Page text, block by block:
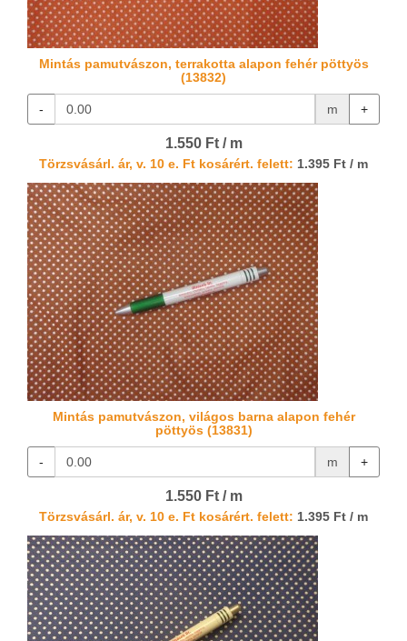
Mintás pamutvászon, terrakotta alapon fehér pöttyös
(13832)
- m +
1.550 Ft / m
Törzsvásárl. ár, v. 10 e. Ft kosárért. felett: 1.395 Ft / m
Mintás pamutvászon, világos barna alapon fehér
pöttyös (13831)
- m +
1.550 Ft / m
Törzsvásárl. ár, v. 10 e. Ft kosárért. felett: 1.395 Ft / m